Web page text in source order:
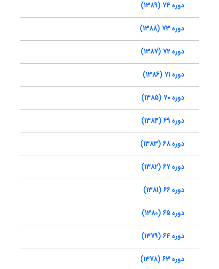
دوره 74 (1389)
دوره 73 (1388)
دوره 72 (1387)
دوره 71 (1386)
دوره 70 (1385)
دوره 69 (1384)
دوره 68 (1383)
دوره 67 (1382)
دوره 66 (1381)
دوره 65 (1380)
دوره 64 (1379)
دوره 63 (1378)